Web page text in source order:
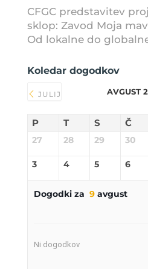
CFGC predstavitev
sklop: Zavod Moja
Od lokalne do
Koledar dogodkov
JULIJ AVGUST
P T S Č
27 28 29 30
3 4 5 6
Dogodki za 9avgust
Ni dogodkov